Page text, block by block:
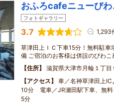
おふろcafeニューびわ
フォトギャラリー
3.7 1,293
草津田上ＩＣ下車15分！無料駐
備 ご宿泊のお客様は併設のびわこ
住所
滋賀県大津市月輪１丁目
アクセス
車／名神草津田上
10分 電車／JR瀬田駅下車、無料
5分